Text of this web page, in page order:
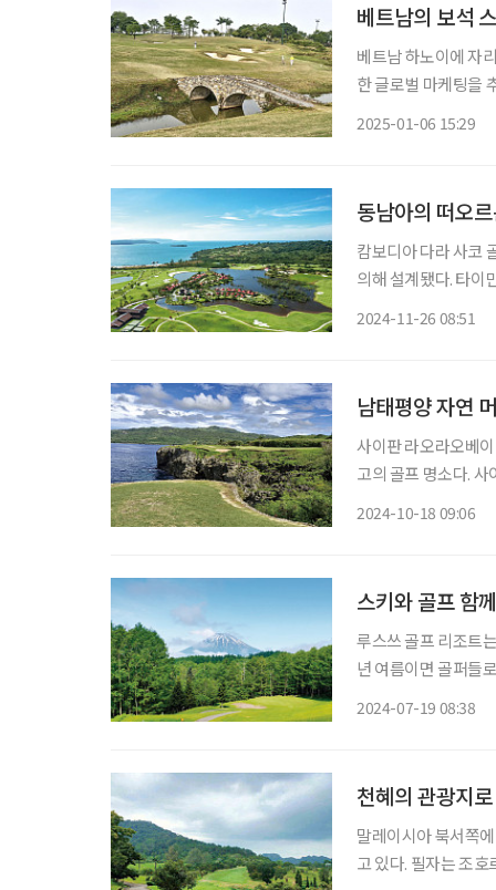
베트남의 보석
베트남 하노이에 자
한 글로벌 마케팅을
2025-01-06 15:29
동남아의 떠오
캄보디아 다라 사코
의해 설계됐다. 타이
2024-11-26 08:51
남태평양 자연
사이판 라오라오베
고의 골프 명소다.
2024-10-18 09:06
스키와 골프 함
루스쓰 골프 리조트
년 여름이면 골퍼들
2024-07-19 08:38
천혜의 관광지
말레이시아 북서쪽
고 있다. 필자는 조